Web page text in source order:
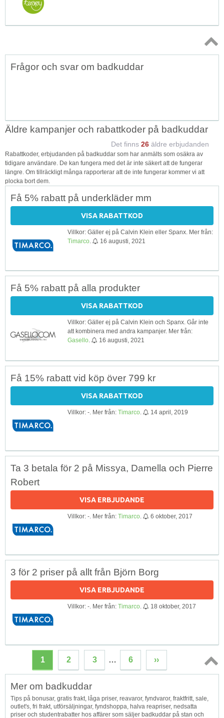
Topp
Frågor och svar om badkuddar
Äldre kampanjer och rabattkoder på badkuddar
Det finns 26 äldre erbjudanden
Rabattkoder, erbjudanden på badkuddar som har anmälts som osäkra av
tidigare användare. De kan fungera med det är inte säkert att de fungerar
längre. Om tillräckligt många rapporterar att de inte fungerar kommer vi att
plocka bort dem.
Få 5% rabatt på underkläder mm
VISA RABATTKOD
Villkor: Gäller ej på Calvin Klein eller Spanx. Mer från:
Timarco
16 augusti, 2021
Få 5% rabatt på alla produkter
VISA RABATTKOD
Villkor: Gäller ej på Calvin Klein och Spanx. Går inte
att kombinera med andra kampanjer. Mer från:
Gasello
16 augusti, 2021
Få 15% rabatt vid köp över 799 kr
VISA RABATTKOD
Villkor: -. Mer från: Timarco 14 april, 2019
Ta 3 betala för 2 på Missya, Damella och Pierre
Robert
VISA ERBJUDANDE
Villkor: -. Mer från: Timarco 6 oktober, 2017
3 för 2 priser på allt från Björn Borg
VISA ERBJUDANDE
Villkor: -. Mer från: Timarco 18 oktober, 2017
1 2 3 … 6 ››
Topp
Mer om badkuddar
Tips på bonusar, gratis frakt, låga priser, reavaror, fyndvaror, fraktfritt, sale,
outlet's, fri frakt, utförsäljningar, fyndshoppa, halva reapriser, nedsatta
priser och studentrabatter hos affärer som säljer badkuddar på stan och